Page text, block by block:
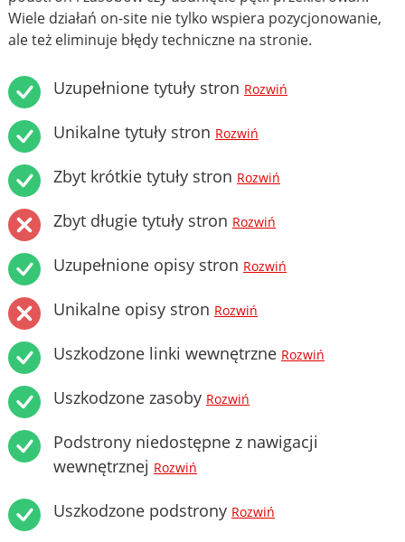
Wiele działań on-site nie tylko wspiera pozycjonowanie,
ale też eliminuje błędy techniczne na stronie.
Uzupełnione tytuły stron Rozwiń
Unikalne tytuły stron Rozwiń
Zbyt krótkie tytuły stron Rozwiń
Zbyt długie tytuły stron Rozwiń
Uzupełnione opisy stron Rozwiń
Unikalne opisy stron Rozwiń
Uszkodzone linki wewnętrzne Rozwiń
Uszkodzone zasoby Rozwiń
Podstrony niedostępne z nawigacji
wewnętrznej Rozwiń
Uszkodzone podstrony Rozwiń